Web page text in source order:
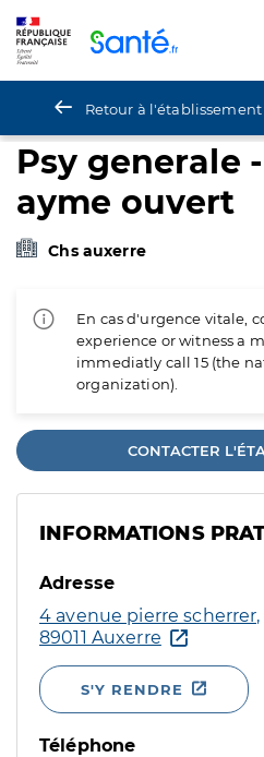
Retour à l'établissement
Psy generale
ayme ouvert
Chs auxerre
En cas d'urgence vitale,
experience or witness a
immediatly call 15 (the
organization).
CONTACTER
INFORMATIONS
Adresse
4 avenue pierre scherrer,
89011 Auxerre
S'Y RENDRE
Téléphone